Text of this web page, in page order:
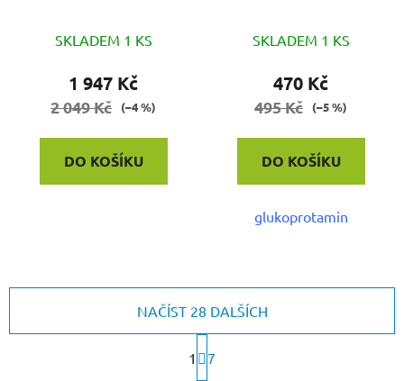
SKLADEM 1 KS
1 947 Kč
2 049 Kč (–4 %)
DO KOŠÍKU
SKLADEM 1 KS
470 Kč
495 Kč (–5 %)
DO KOŠÍKU
glukoprotamin
NAČÍST 28 DALŠÍCH
S
t
r
1 7